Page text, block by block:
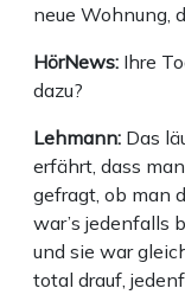
neue Wohnung,
HörNews: Ihre
dazu?
Lehmann: Das
erfährt, dass
gefragt, ob man
war’s jedenfalls
und sie war
total drauf,